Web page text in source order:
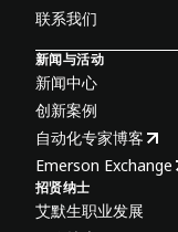
联系我们
新闻与活动
新闻中心
创新案例
自动化专家博客
Emerson Exchange
招贤纳士
艾默生职业发展